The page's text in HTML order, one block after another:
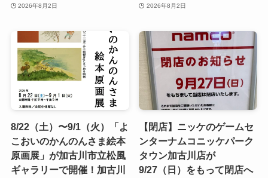
2026年8月2日 2026年8月2日
8/22（土）〜9/1（火）「よ
こおいのかんのんさま絵本
原画展」が加古川市立松風
ギャラリーで開催！加古川
【閉店】ニッケのゲームセ
ンターナムコニッケパーク
タウン加古川店が
9/27（日）をもって閉店へ